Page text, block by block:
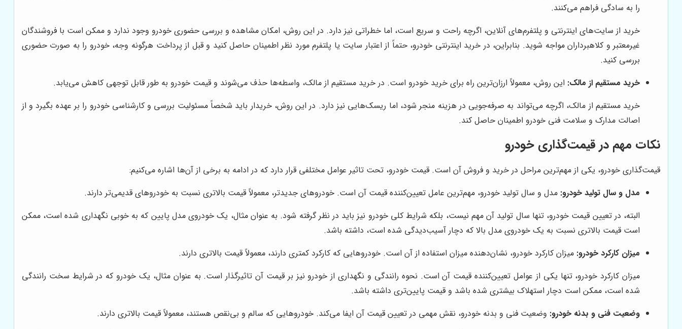
را به سادگی فراهم می‌کنند.
خرید از سایت‌های اینترنتی و پلتفرم‌های آنلاین، اگرچه راحت و سریع است، اما خطراتی نیز دارد. در این روش، امکان مشاهده و بررسی حضوری خودرو وجود ندارد و ممکن است با فروشندگان
غیرمعتبر و کلاهبرداران مواجه شوید. بنابراین، در خرید اینترنتی خودرو، حتماً از اعتبار سایت یا پلتفرم مورد نظر اطمینان حاصل کنید و قبل از پرداخت هرگونه وجه، خودرو را به صورت حضوری
بررسی کنید.
خرید مستقیم از مالک: این روش، معمولاً ارزان‌ترین راه برای خرید خودرو است. در خرید مستقیم از مالک، واسطه‌ها حذف می‌شوند و قیمت خودرو به طور قابل توجهی کاهش می‌یابد.
خرید مستقیم از مالک، اگرچه می‌تواند به صرفه‌جویی در هزینه منجر شود، اما ریسک‌هایی نیز دارد. در این روش، خریدار باید شخصاً مسئولیت بررسی و کارشناسی خودرو را بر عهده بگیرد و از
اصالت مدارک و سلامت فنی خودرو اطمینان حاصل کند.
نکات مهم در قیمت‌گذاری خودرو
قیمت‌گذاری خودرو، یکی از مهم‌ترین مراحل در خرید و فروش آن است. قیمت خودرو، تحت تاثیر عوامل مختلفی قرار دارد که در ادامه به برخی از آن‌ها اشاره می‌کنیم:
مدل و سال تولید خودرو: مدل و سال تولید خودرو، مهم‌ترین عامل تعیین‌کننده قیمت آن است. خودروهای جدیدتر، معمولاً قیمت بالاتری نسبت به خودروهای قدیمی‌تر دارند.
البته، در تعیین قیمت خودرو، تنها سال تولید آن مهم نیست، بلکه شرایط کلی خودرو نیز باید در نظر گرفته شود. به عنوان مثال، یک خودروی مدل پایین که به خوبی نگهداری شده است، ممکن
است قیمت بالاتری نسبت به یک خودروی مدل بالا که دچار آسیب‌دیدگی شده است، داشته باشد.
میزان کارکرد خودرو: میزان کارکرد خودرو، نشان‌دهنده میزان استفاده از آن است. خودروهایی که کارکرد کمتری دارند، معمولاً قیمت بالاتری دارند.
میزان کارکرد خودرو، تنها یکی از عوامل تعیین‌کننده قیمت آن است. نحوه رانندگی و نگهداری از خودرو نیز بر قیمت آن تاثیرگذار است. به عنوان مثال، یک خودرو که در شرایط سخت رانندگی
شده است، ممکن است دچار استهلاک بیشتری شده باشد و قیمت پایین‌تری داشته باشد.
وضعیت فنی و بدنه خودرو: وضعیت فنی و بدنه خودرو، نقش مهمی در تعیین قیمت آن ایفا می‌کند. خودروهایی که سالم و بی‌نقص هستند، معمولاً قیمت بالاتری دارند.